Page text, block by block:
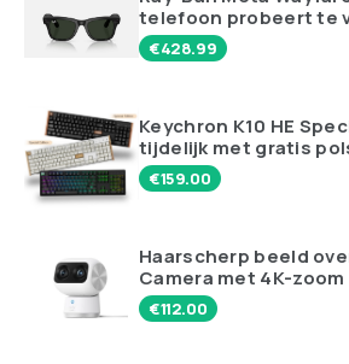
telefoon probeert te
€428.99
Keychron K10 HE
tijdelijk met gratis
€159.00
Haarscherp beeld
Camera met 4K-zoom
€112.00